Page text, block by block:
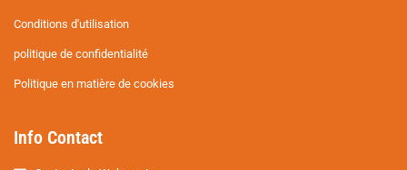
Conditions d'utilisation
politique de confidentialité
Politique en matière de cookies
Info Contact